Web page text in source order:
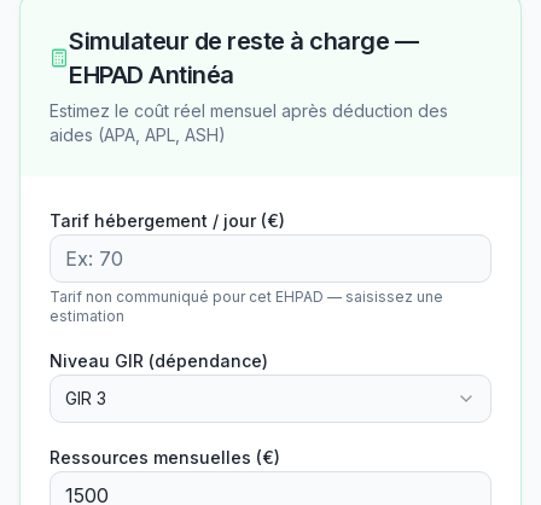
Simulateur de reste à charge —
EHPAD Antinéa
Estimez le coût réel mensuel après déduction des
aides (APA, APL, ASH)
Tarif hébergement / jour (€)
Tarif non communiqué pour cet EHPAD — saisissez une
estimation
Niveau GIR (dépendance)
GIR 3
Ressources mensuelles (€)